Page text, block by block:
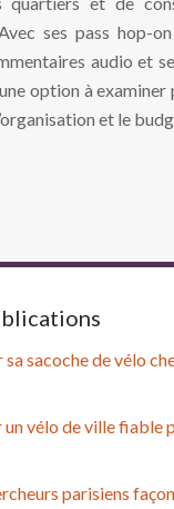
ses pass hop-
audio et
option à examiner
et le
sacoche de vélo
vélo de ville fiable
parisiens